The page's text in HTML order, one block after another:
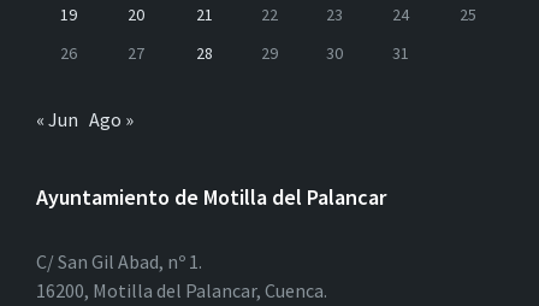
19
20 21 22 23 24
25
26
27 28 29 30 31
« Jun Ago »
Ayuntamiento de Motilla del Palancar
C/ San Gil Abad, nº 1.
16200, Motilla del Palancar, Cuenca.